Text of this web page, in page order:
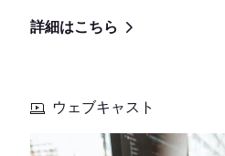
詳細はこちら
ウェブキャスト